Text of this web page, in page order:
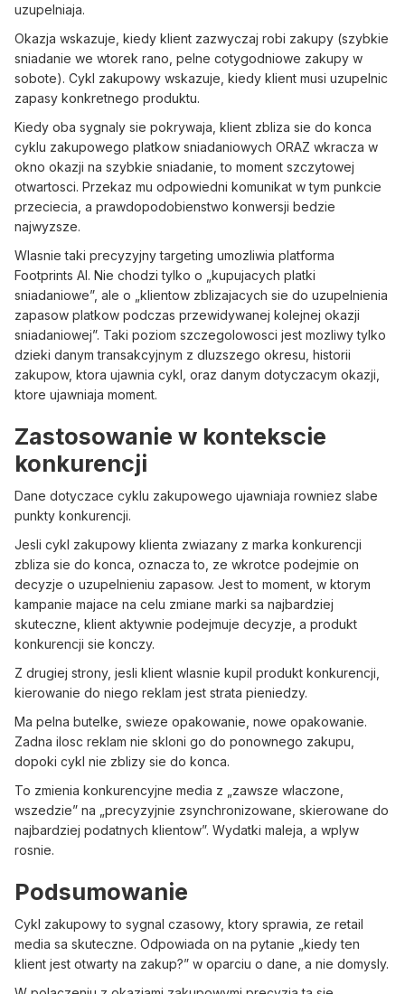
uzupelniaja.
Okazja wskazuje, kiedy klient zazwyczaj robi zakupy (szybkie
sniadanie we wtorek rano, pelne cotygodniowe zakupy w
sobote). Cykl zakupowy wskazuje, kiedy klient musi uzupelnic
zapasy konkretnego produktu.
Kiedy oba sygnaly sie pokrywaja, klient zbliza sie do konca
cyklu zakupowego platkow sniadaniowych ORAZ wkracza w
okno okazji na szybkie sniadanie, to moment szczytowej
otwartosci. Przekaz mu odpowiedni komunikat w tym punkcie
przeciecia, a prawdopodobienstwo konwersji bedzie
najwyzsze.
Wlasnie taki precyzyjny targeting umozliwia platforma
Footprints AI. Nie chodzi tylko o „kupujacych platki
sniadaniowe”, ale o „klientow zblizajacych sie do uzupelnienia
zapasow platkow podczas przewidywanej kolejnej okazji
sniadaniowej”. Taki poziom szczegolowosci jest mozliwy tylko
dzieki danym transakcyjnym z dluzszego okresu, historii
zakupow, ktora ujawnia cykl, oraz danym dotyczacym okazji,
ktore ujawniaja moment.
Zastosowanie w kontekscie
konkurencji
Dane dotyczace cyklu zakupowego ujawniaja rowniez slabe
punkty konkurencji.
Jesli cykl zakupowy klienta zwiazany z marka konkurencji
zbliza sie do konca, oznacza to, ze wkrotce podejmie on
decyzje o uzupelnieniu zapasow. Jest to moment, w ktorym
kampanie majace na celu zmiane marki sa najbardziej
skuteczne, klient aktywnie podejmuje decyzje, a produkt
konkurencji sie konczy.
Z drugiej strony, jesli klient wlasnie kupil produkt konkurencji,
kierowanie do niego reklam jest strata pieniedzy.
Ma pelna butelke, swieze opakowanie, nowe opakowanie.
Zadna ilosc reklam nie skloni go do ponownego zakupu,
dopoki cykl nie zblizy sie do konca.
To zmienia konkurencyjne media z „zawsze wlaczone,
wszedzie” na „precyzyjnie zsynchronizowane, skierowane do
najbardziej podatnych klientow”. Wydatki maleja, a wplyw
rosnie.
Podsumowanie
Cykl zakupowy to sygnal czasowy, ktory sprawia, ze retail
media sa skuteczne. Odpowiada on na pytanie „kiedy ten
klient jest otwarty na zakup?” w oparciu o dane, a nie domysly.